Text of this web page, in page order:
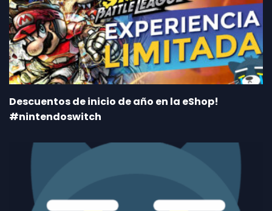
Descuentos de inicio de año en la eShop!
#nintendoswitch